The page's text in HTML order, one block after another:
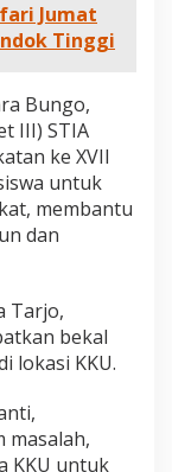
Jumat
Tinggi
Bungo,
III) STIA
ke XVII
untuk
membantu
dan
Tarjo,
bekal
lokasi KKU.
masalah,
KKU untuk